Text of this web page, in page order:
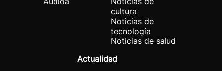
cultura
Noticias de
tecnología
Noticias de salud
Actualidad